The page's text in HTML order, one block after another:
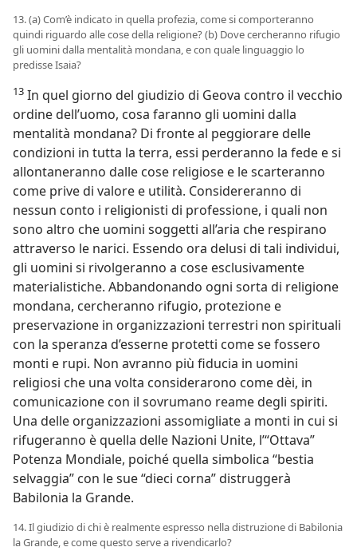
13. (a) Com’è indicato in quella profezia, come si comporteranno
quindi riguardo alle cose della religione? (b) Dove cercheranno rifugio
gli uomini dalla mentalità mondana, e con quale linguaggio lo
predisse Isaia?
13 In quel giorno del giudizio di Geova contro il vecchio
ordine dell’uomo, cosa faranno gli uomini dalla
mentalità mondana? Di fronte al peggiorare delle
condizioni in tutta la terra, essi perderanno la fede e si
allontaneranno dalle cose religiose e le scarteranno
come prive di valore e utilità. Considereranno di
nessun conto i religionisti di professione, i quali non
sono altro che uomini soggetti all’aria che respirano
attraverso le narici. Essendo ora delusi di tali individui,
gli uomini si rivolgeranno a cose esclusivamente
materialistiche. Abbandonando ogni sorta di religione
mondana, cercheranno rifugio, protezione e
preservazione in organizzazioni terrestri non spirituali
con la speranza d’esserne protetti come se fossero
monti e rupi. Non avranno più fiducia in uomini
religiosi che una volta considerarono come dèi, in
comunicazione con il sovrumano reame degli spiriti.
Una delle organizzazioni assomigliate a monti in cui si
rifugeranno è quella delle Nazioni Unite, l’“Ottava”
Potenza Mondiale, poiché quella simbolica “bestia
selvaggia” con le sue “dieci corna” distruggerà
Babilonia la Grande.
14. Il giudizio di chi è realmente espresso nella distruzione di Babilonia
la Grande, e come questo serve a rivendicarlo?